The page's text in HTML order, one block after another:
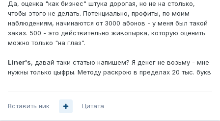
Да, оценка "как бизнес" штука дорогая, но не на столько,
чтобы этого не делать. Потенциально, профиты, по моим
наблюдениям, начинаются от 3000 абонов - у меня был такой
заказ. 500 - это действительно живопырка, которую оценить
можно только "на глаз".
Liner's, давай таки статью напишем? Я денег не возьму - мне
нужны только цыфры. Методу раскрою в пределах 20 тыс. букв
Вставить ник Цитата